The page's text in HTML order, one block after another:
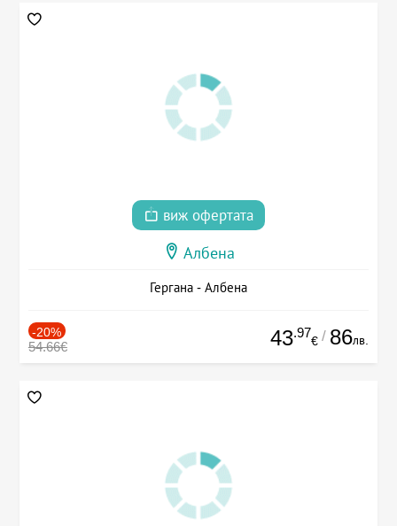
виж офертата
Албена
Гергана - Албена
-20%
54.66€ 43.97
€ / 86лв.